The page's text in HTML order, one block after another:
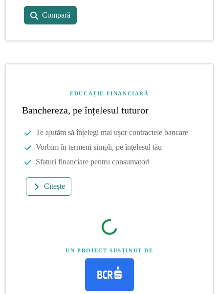
Compară
EDUCAȚIE FINANCIARĂ
Banchereza, pe înțelesul tuturor
Te ajutăm să înțelegi mai ușor contractele bancare
Vorbim în termeni simpli, pe înțelesul tău
Sfaturi financiare pentru consumatori
Citește
UN PROIECT SUSȚINUT DE